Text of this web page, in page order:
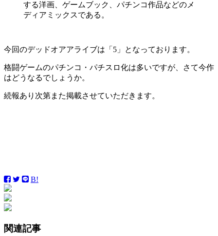
する洋画、ゲームブック、パチンコ作品などのメ
ディアミックスである。
今回のデッドオアアライブは「5」となっております。
格闘ゲームのパチンコ・パチスロ化は多いですが、さて今作
はどうなるでしょうか。
続報あり次第また掲載させていただきます。
B!
関連記事